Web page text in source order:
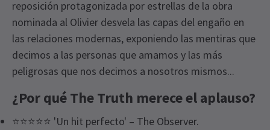
reposición protagonizada por estrellas de la obra
nominada al Olivier desvela las capas del engaño en
las relaciones modernas, exponiendo las mentiras que
decimos a las personas que amamos y las más
peligrosas que nos decimos a nosotros mismos...
¿Por qué The Truth merece el aplauso?
⭐⭐⭐⭐⭐ 'Un hit perfecto' – The Observer.